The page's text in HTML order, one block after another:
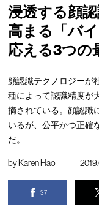
浸透する顔
高まる「バ
応える3つの
顔認識テクノロジーが
種によって認識精度が
摘されている。顔認識
いるが、公平かつ正確
だ。
byKaren Hao
37